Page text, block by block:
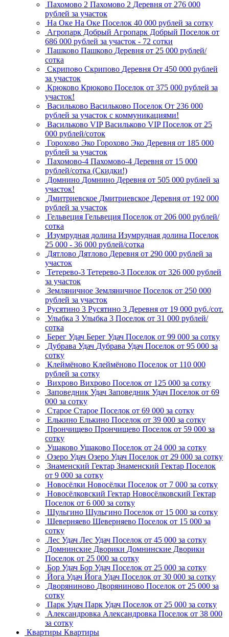
Пахомово 2 Пахомово 2 Деревня от 276 000
рублей за участок
На Оке На Оке Поселок 40 000 рублей за сотку
Агропарк Добрый Агропарк Добрый Поселок от
686 000 рублей за участок - 72 сотки
Пашково Пашково Деревня от 25 000 рублей/
сотка
Скрипово Скрипово Деревня От 450 000 рублей
за участок
Крюково Крюково Поселок от 375 000 рублей за
участок!
Васильково Васильково Поселок От 236 000
рублей за участок с коммуникациями!
Васильково VIP Васильково VIP Поселок от 25
000 рублей/соток
Горохово Эко Горохово Эко Деревня от 185 000
рублей за участок
Пахомово-4 Пахомово-4 Деревня от 15 000
рублей/сотка (Скидки!)
Домнино Домнино Деревня от 505 000 рублей за
участок!
Дмитриевское Дмитриевское Деревня от 192 000
рублей за участок
Гельвеция Гельвеция Поселок от 206 000 рублей/
сотка
Изумрудная долина Изумрудная долина Поселок
25 000 - 36 000 рублей/сотка
Дятлово Дятлово Деревня от 290 000 рублей за
участок
Тетерево-3 Тетерево-3 Поселок от 326 000 рублей
за участок
Земляничное Земляничное Поселок от 250 000
рублей за участок
Русятино 3 Русятино 3 Деревня от 19 000 руб./сот.
Улыбка 3 Улыбка 3 Поселок от 31 000 рублей/
сотка
Берег Удач Берег Удач Поселок от 99 000 за сотку
Дубрава Удач Дубрава Удач Поселок от 95 000 за
сотку
Клеймёново Клеймёново Поселок от 110 000
рублей за сотку
Вихрово Вихрово Поселок от 125 000 за сотку
Заповедник Удач Заповедник Удач Поселок от 69
000 за сотку
Старое Старое Поселок от 69 000 за сотку
Елькино Елькино Поселок от 39 000 за сотку
Прончищево Прончищево Поселок от 59 000 за
сотку
Ушаково Ушаково Поселок от 24 000 за сотку
Озеро Удач Озеро Удач Поселок от 29 000 за сотку
Знаменский Гектар Знаменский Гектар Поселок
от 9 000 за сотку
Новосёлки Новосёлки Поселок от 7 000 за сотку
Новосёлковский Гектар Новосёлковский Гектар
Поселок от 6 000 за сотку
Шульгино Шульгино Поселок от 15 000 за сотку
Шеверняево Шеверняево Поселок от 15 000 за
сотку
Лес Удач Лес Удач Поселок от 45 000 за сотку
Домнинские Дворики Домнинские Дворики
Поселок от 25 000 за сотку
Бор Удач Бор Удач Поселок от 25 000 за сотку
Йога Удач Йога Удач Поселок от 30 000 за сотку
Дворяниново Дворяниново Поселок от 25 000 за
сотку
Парк Удач Парк Удач Поселок от 25 000 за сотку
Александровка Александровка Поселок от 38 000
за сотку
Квартиры Квартиры